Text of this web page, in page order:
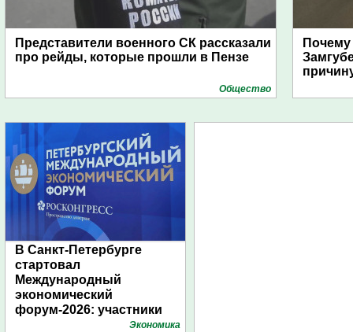
Представители военного СК рассказали
про рейды, которые прошли в Пензе
Общество
В Санкт-Петербурге
стартовал
Международный
экономический
форум-2026: участники
подготовили креативные
Экономика